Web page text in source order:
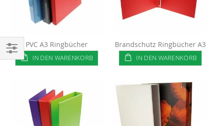
PVC A3 Ringbücher
IN DEN WARENKORB
Brandschutz Ringbücher A3
IN DEN WARENKORB
Einkaufsoptionen